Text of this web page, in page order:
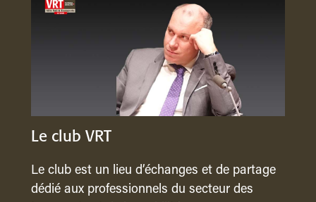
Le club VRT
Le club est un lieu d’échanges et de partage
dédié aux professionnels du secteur des